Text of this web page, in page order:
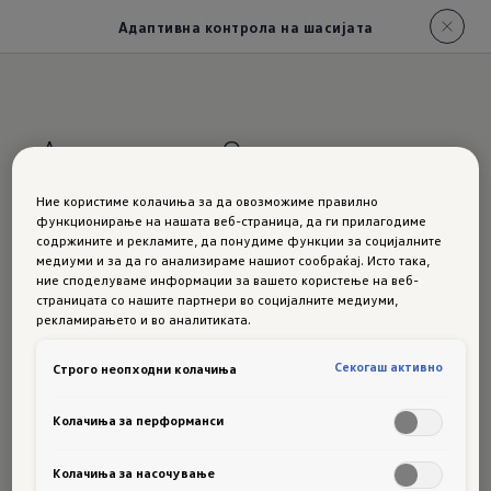
Адаптивна контрола на шасијата
Амортизира. Освен
Прилагодливо регулирање на подвозјето на
Passat DCC Pro
Честопати невидливите иновации се оние што
желба достапнотоприлагодливо
динамично управување
контролираните
амортизери со систем со 2
Ние користиме колачиња за да овозможиме правилно
функционирање на нашата веб-страница, да ги прилагодиме
содржините и рекламите, да понудиме функции за социјалните
медиуми и за да го анализираме нашиот сообраќај. Исто така,
ние споделуваме информации за вашето користење на веб-
страницата со нашите партнери во социјалните медиуми,
рекламирањето и во аналитиката.
Строго неопходни колачиња Секогаш активно
Колачиња за перформанси
Колачиња за насочување